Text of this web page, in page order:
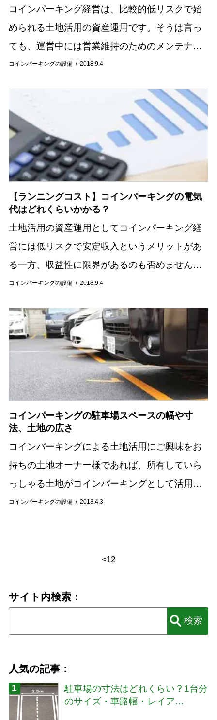
コインパーキングの設備 2018.9.4
コインパーキング経営は、比較的低リスクで始
められる土地活用の資産運用です。そうは言っ
ても、運営中には営業維持のためのメンテナン
スが必要です。コインパーキングを運営する場
トの軽減策...
コインパーキングの設備 2018.9.4
【ランニングコスト】コインパーキングの電気
代はどれくらいかかる？
土地活用の資産運用としてコインパーキング経
営には低リスクで安定収入というメリットがあ
る一方、収益性に限界があるのも否めません。
固定費用の支出を抑えることは長期的な視野に
ーキング運...
コインパーキングの設備 2018.4.3
コインパーキングの駐車場スペースの幅や寸
法、土地の広さ
コインパーキングによる土地活用にご興味をお
持ちの土地オーナー様であれば、所有していら
っしゃる土地がコインパーキングとして活用可
能か否かが気になるかと思います。今回はコイ
<12
サイト内検索：
人気の記事：
駐車場の寸法はどれくらい？1台分
のサイズ・車路幅・レイア…